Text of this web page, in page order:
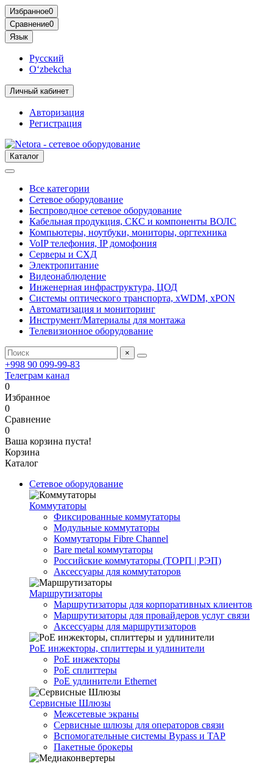
Избранное0
Сравнение0
Язык
Русский
O‘zbekcha
Личный кабинет
Авторизация
Регистрация
Каталог
Все категории
Сетевое оборудование
Беспроводное сетевое оборудование
Кабельная продукция, СКС и компоненты ВОЛС
Компьютеры, ноутбуки, мониторы, оргтехника
VoIP телефония, IP домофония
Серверы и СХД
Электропитание
Видеонаблюдение
Инженерная инфраструктура, ЦОД
Системы оптического транспорта, xWDM, xPON
Автоматизация и мониторинг
Инструмент/Материалы для монтажа
Телевизионное оборудование
×
+998 90 099-99-83
Телеграм канал
0
Избранное
0
Сравнение
0
Ваша корзина пуста!
Корзина
Каталог
Сетевое оборудование
Коммутаторы
Фиксированные коммутаторы
Модульные коммутаторы
Коммутаторы Fibre Channel
Bare metal коммутаторы
Российские коммутаторы (ТОРП | РЭП)
Аксессуары для коммутаторов
Маршрутизаторы
Маршрутизаторы для корпоративных клиентов
Маршрутизаторы для провайдеров услуг связи
Аксессуары для маршрутизаторов
PoE инжекторы, сплиттеры и удлинители
PoE инжекторы
PoE сплиттеры
PoE удлинители Ethernet
Сервисные Шлюзы
Межсетевые экраны
Сервисные шлюзы для операторов связи
Вспомогательные системы Bypass и TAP
Пакетные брокеры